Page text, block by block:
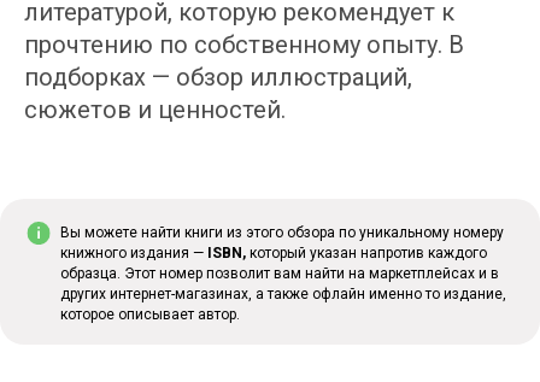
литературой, которую рекомендует к
прочтению по собственному опыту. В
подборках — обзор иллюстраций,
сюжетов и ценностей.
Вы можете найти книги из этого обзора по уникальному номеру
книжного издания — ISBN, который указан напротив каждого
образца. Этот номер позволит вам найти на маркетплейсах и в
других интернет-магазинах, а также офлайн именно то издание,
которое описывает автор.